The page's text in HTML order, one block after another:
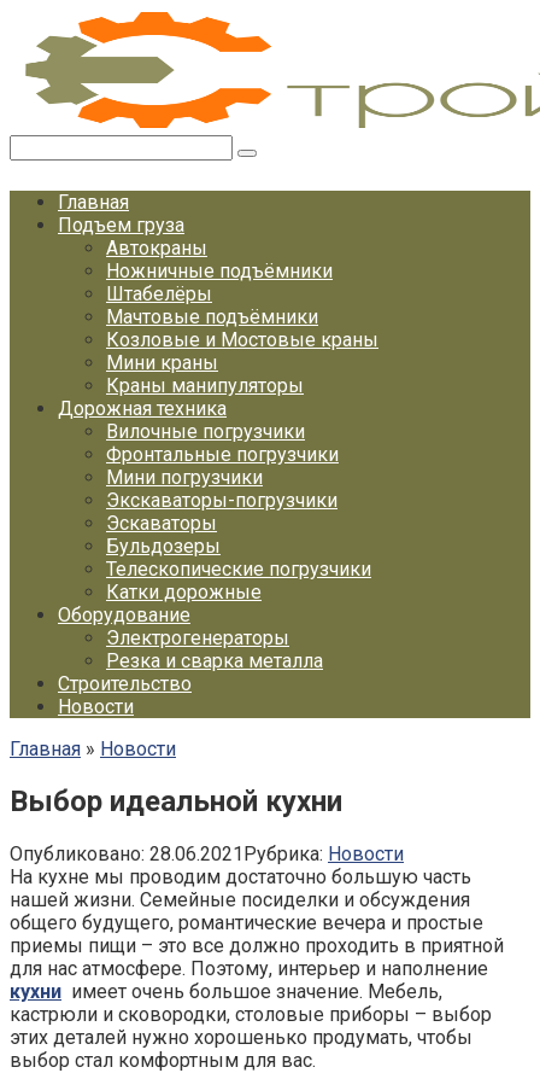
Перейти
контенту
Главная
Подъем груза
Автокраны
Ножничные подъёмники
Штабелёры
Мачтовые подъёмники
Козловые и Мостовые краны
Мини краны
Краны манипуляторы
Дорожная техника
Вилочные погрузчики
Фронтальные погрузчики
Мини погрузчики
Экскаваторы-погрузчики
Эскаваторы
Бульдозеры
Телескопические погрузчики
Катки дорожные
Оборудование
Электрогенераторы
Резка и сварка металла
Строительство
Новости
Главная » Новости
Выбор идеальной кухни
Опубликовано: 28.06.2021Рубрика: Новости
На кухне мы проводим достаточно большую часть
нашей жизни. Семейные посиделки и обсуждения
общего будущего, романтические вечера и простые
приемы пищи – это все должно проходить в приятной
для нас атмосфере. Поэтому, интерьер и наполнение
кухни имеет очень большое значение. Мебель,
кастрюли и сковородки, столовые приборы – выбор
этих деталей нужно хорошенько продумать, чтобы
выбор стал комфортным для вас.